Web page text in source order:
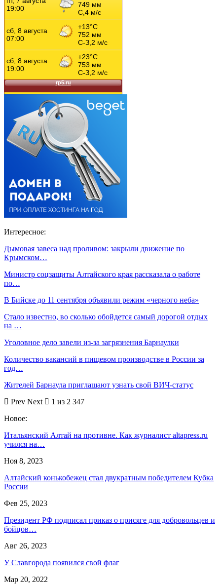
Интересное:
Дымовая завеса над проливом: закрыли движение по
Крымском…
Министр соцзащиты Алтайского края рассказала о работе
по…
В Бийске до 11 сентября объявили режим «черного неба»
Стало известно, во сколько обойдется самый дорогой отдых
на …
Уголовное дело завели из-за загрязнения Барнаулки
Количество вакансий в пищевом производстве в России за
год…
Жителей Барнаула приглашают узнать свой ВИЧ-статус
Prev Next
1 из 2 347
Новое:
Итальянский Алтай на противне. Как журналист altapress.ru
учился на…
Ноя 8, 2023
Алтайский конькобежец стал двукратным победителем Кубка
России
Фев 25, 2023
Президент РФ подписал приказ о присяге для добровольцев и
бойцов…
Авг 26, 2023
У Славгорода появился свой флаг
Мар 20, 2022